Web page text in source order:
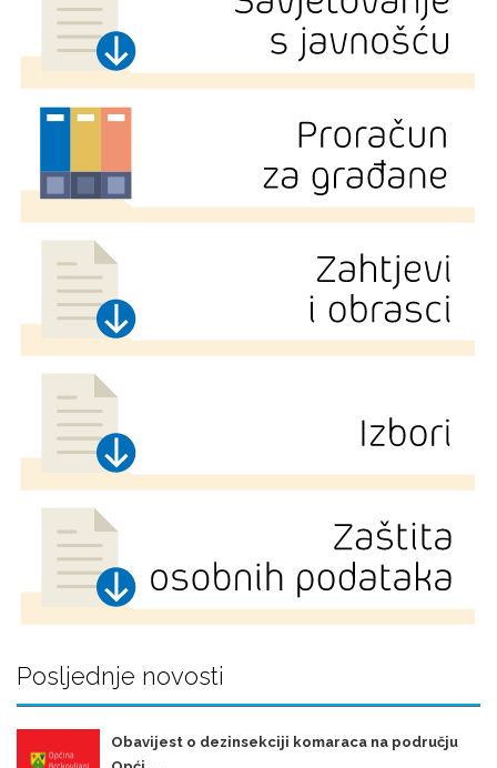
Posljednje novosti
Obavijest o dezinsekciji komaraca na području